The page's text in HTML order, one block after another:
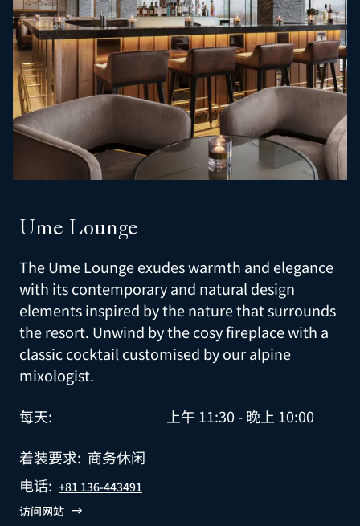
Ume Lounge
The Ume Lounge exudes warmth and elegance
with its contemporary and natural design
elements inspired by the nature that surrounds
the resort. Unwind by the cosy fireplace with a
classic cocktail customised by our alpine
mixologist.
每天:
上午 11:30 - 晚上 10:00
着装要求: 商务休闲
电话: +81 136-443491
访问网站